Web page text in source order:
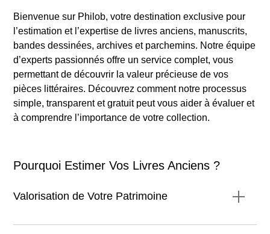
Bienvenue sur Philob, votre destination exclusive pour
l’estimation et l’expertise de livres anciens, manuscrits,
bandes dessinées, archives et parchemins. Notre équipe
d’experts passionnés offre un service complet, vous
permettant de découvrir la valeur précieuse de vos
pièces littéraires. Découvrez comment notre processus
simple, transparent et gratuit peut vous aider à évaluer et
à comprendre l’importance de votre collection.
Pourquoi Estimer Vos Livres Anciens ?
Valorisation de Votre Patrimoine